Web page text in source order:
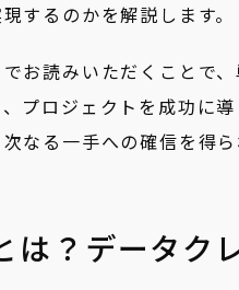
するのかを解説します。
お読みいただくことで
プロジェクトを成功に
なる一手への確信を得ら
は？データク